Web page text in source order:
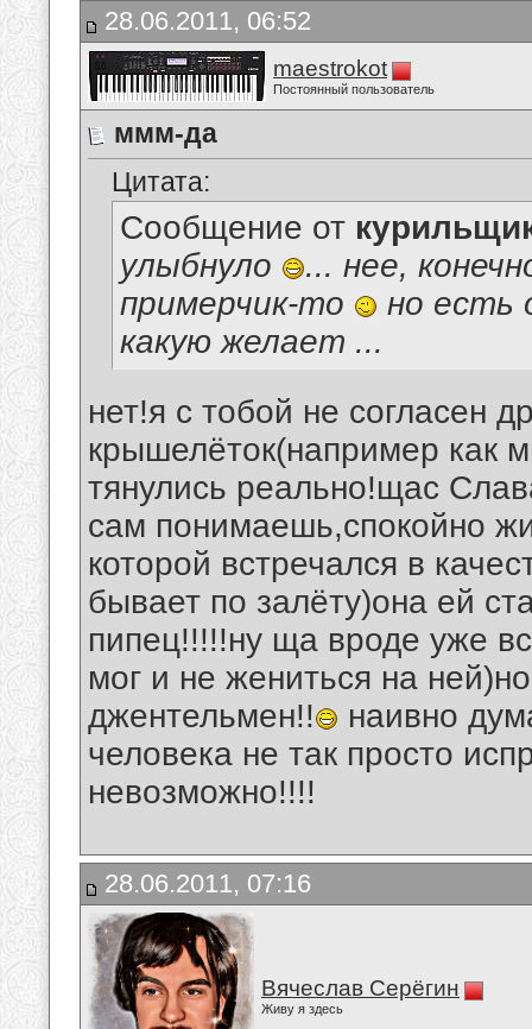
28.06.2011, 06:52
maestrokot
Постоянный пользователь
ммм-да
Цитата:
Сообщение от
улыбнуло
... нее,
примерчик-то
но есть
какую желает ...
нет!я с тобой не согласен
крышелёток(например как
тянулись реально!щас
сам понимаешь,спокойно
которой встречался в
бывает по залёту)она ей
пипец!!!!!ну ща вроде уже
мог и не жениться на
джентельмен!!
наивно
человека не так просто
невозможно!!!!
28.06.2011, 07:16
Вячеслав Серёгин
Живу я здесь